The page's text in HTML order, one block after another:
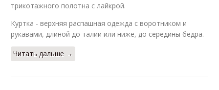
трикотажного полотна с лайкрой.
Куртка - верхняя распашная одежда с воротником и
рукавами, длиной до талии или ниже, до середины бедра.
Читать дальше →